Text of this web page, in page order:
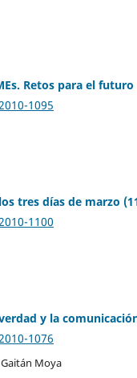
Retos para el futuro
1095
tres días de marzo
1100
y la
1076
Moya